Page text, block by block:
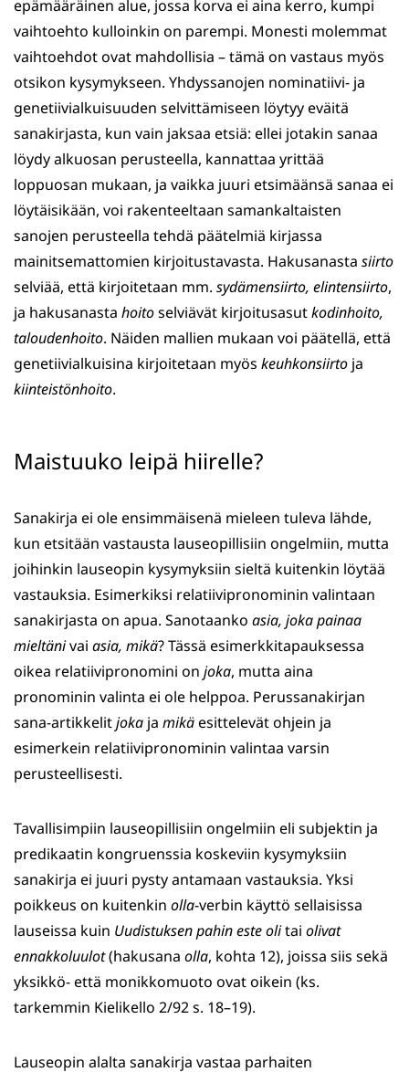
epämääräinen alue, jossa korva ei aina kerro, kumpi
vaihtoehto kulloinkin on parempi. Monesti molemmat
vaihtoehdot ovat mahdollisia – tämä on vastaus myös
otsikon kysymykseen. Yhdyssanojen nominatiivi- ja
genetiivialkuisuuden selvittämiseen löytyy eväitä
sanakirjasta, kun vain jaksaa etsiä: ellei jotakin sanaa
löydy alkuosan perusteella, kannattaa yrittää
loppuosan mukaan, ja vaikka juuri etsimäänsä sanaa ei
löytäisikään, voi rakenteeltaan samankaltaisten
sanojen perusteella tehdä päätelmiä kirjassa
mainitsemattomien kirjoitustavasta. Hakusanasta siirto
selviää, että kirjoitetaan mm. sydämensiirto, elintensiirto,
ja hakusanasta hoitoselviävät kirjoitusasutkodinhoito,
taloudenhoito. Näiden mallien mukaan voi päätellä, että
genetiivialkuisina kirjoitetaan myös keuhkonsiirto ja
kiinteistönhoito.
Maistuuko leipä hiirelle?
Sanakirja ei ole ensimmäisenä mieleen tuleva lähde,
kun etsitään vastausta lauseopillisiin ongelmiin, mutta
joihinkin lauseopin kysymyksiin sieltä kuitenkin löytää
vastauksia. Esimerkiksi relatiivipronominin valintaan
sanakirjasta on apua. Sanotaanko asia, joka painaa
mieltänivai asia, mikä? Tässä esimerkkitapauksessa
oikea relatiivipronomini on joka, mutta aina
pronominin valinta ei ole helppoa. Perussanakirjan
sana-artikkelitjoka ja mikäesittelevät ohjein ja
esimerkein relatiivipronominin valintaa varsin
perusteellisesti.
Tavallisimpiin lauseopillisiin ongelmiin eli subjektin ja
predikaatin kongruenssia koskeviin kysymyksiin
sanakirja ei juuri pysty antamaan vastauksia. Yksi
poikkeus on kuitenkin olla-verbin käyttö sellaisissa
lauseissa kuin Uudistuksen pahin este olitai olivat
ennakkoluulot(hakusana olla, kohta 12), joissa siis sekä
yksikkö- että monikkomuoto ovat oikein (ks.
tarkemmin Kielikello 2/92 s. 18–19).
Lauseopin alalta sanakirja vastaa parhaiten